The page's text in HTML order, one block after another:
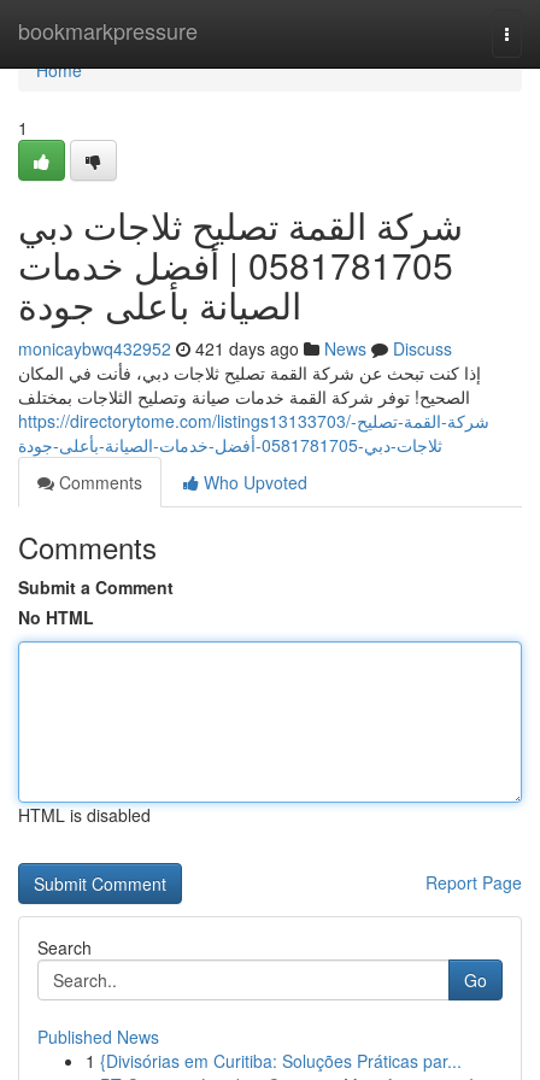
bookmarkpressure
Home
Home
1
شركة القمة تصليح ثلاجات دبي
0581781705 | أفضل خدمات
الصيانة بأعلى جودة
monicaybwq432952 421 days ago News
Discuss
إذا كنت تبحث عن شركة القمة تصليح ثلاجات دبي، فأنت في المكان
الصحيح! توفر شركة القمة خدمات صيانة وتصليح الثلاجات بمختلف
https://directorytome.com/listings13133703/شركة-القمة-تصليح-
ثلاجات-دبي-0581781705-أفضل-خدمات-الصيانة-بأعلى-جودة
Comments
Who Upvoted
Comments
Submit a Comment
No HTML
HTML is disabled
Report Page
Search
Go
Published News
1 {Divisórias em Curitiba: Soluções Práticas par...